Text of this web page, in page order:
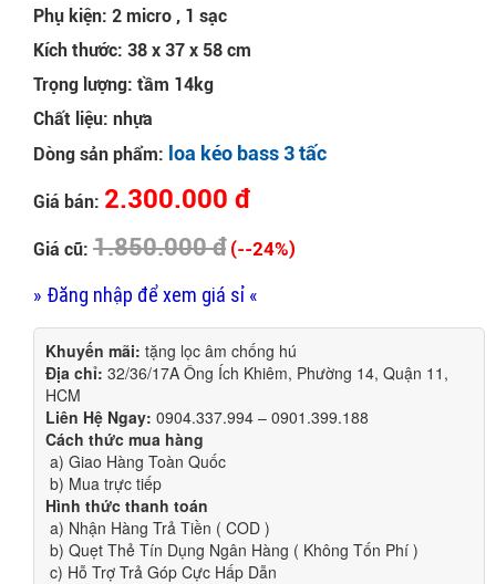
Phụ kiện: 2 micro , 1 sạc
Kích thước: 38 x 37 x 58 cm
Trọng lượng: tầm 14kg
Chất liệu: nhựa
Dòng sản phẩm: loa kéo bass 3 tấc
Giá bán: 2.300.000 đ
Giá cũ: 1.850.000 đ (--24%)
» Đăng nhập để xem giá sỉ «
Khuyến mãi: tặng lọc âm chống hú
Địa chỉ: 32/36/17A Ông Ích Khiêm, Phường 14, Quận 11,
HCM
Liên Hệ Ngay: 0904.337.994 – 0901.399.188
Cách thức mua hàng
a) Giao Hàng Toàn Quốc
b) Mua trực tiếp
Hình thức thanh toán
a) Nhận Hàng Trả Tiền ( COD )
b) Quẹt Thẻ Tín Dụng Ngân Hàng ( Không Tốn Phí )
c) Hỗ Trợ Trả Góp Cực Hấp Dẫn